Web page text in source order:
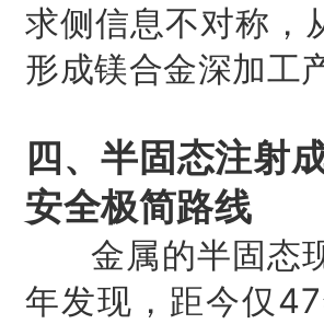
求侧信息不对称，
形成镁合金深加工
四、半固态注射
安全极简路线
金属的半固态现
年发现，距今仅